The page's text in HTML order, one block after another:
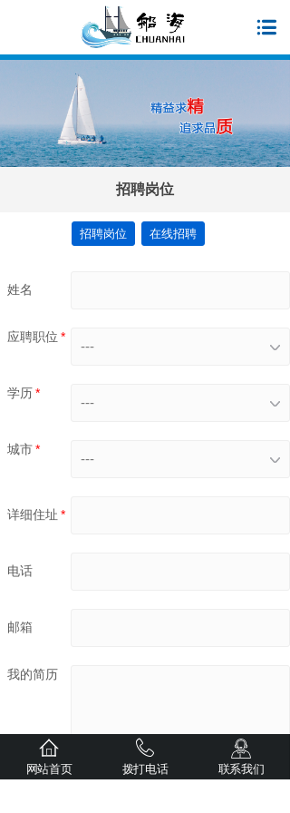
招聘岗位
招聘岗位 在线招聘
姓名
应聘职位 *
---
学历*
---
城市*
---
详细住址 *
电话
邮箱
我的简历
网站首页 拨打电话 联系我们